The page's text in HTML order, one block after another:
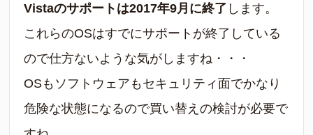
Vistaのサポートは2017年9月に終了 します。
これらのOSはすでにサポートが終了している
ので仕方ないような気がしますね・・・
OSもソフトウェアもセキュリティ面でかなり
危険な状態になるので買い替えの検討が必要で